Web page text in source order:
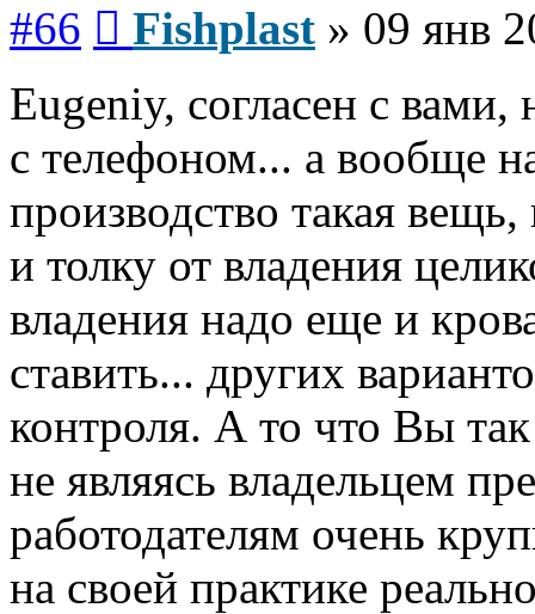
#66 Fishplast » 09 янв
Eugeniy, согласен с вами,
с телефоном... а вообще
производство такая вещь,
и толку от владения
владения надо еще и
ставить... других
контроля. А то что Вы
не являясь владельцем
работодателям очень
на своей практике